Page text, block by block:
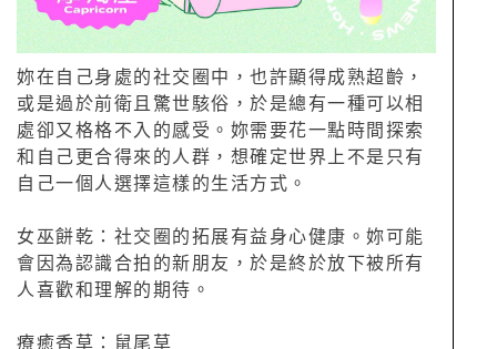
妳在自己身處的社交圈中，也許顯得成熟超齡，
或是過於前衛且驚世駭俗，於是總有一種可以相
處卻又格格不入的感受。妳需要花一點時間探索
和自己更合得來的人群，想確定世界上不是只有
自己一個人選擇這樣的生活方式。
女巫餅乾：社交圈的拓展有益身心健康。妳可能
會因為認識合拍的新朋友，於是終於放下被所有
人喜歡和理解的期待。
療癒香草：鼠尾草